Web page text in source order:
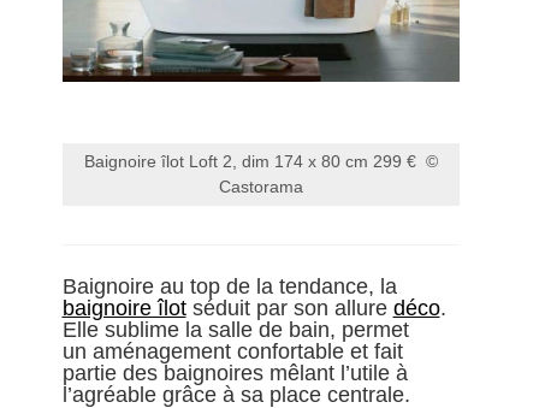
Baignoire îlot Loft 2, dim 174 x 80 cm 299 € ©
Castorama
Baignoire au top de la tendance, la
baignoire îlotséduit par son allure déco.
Elle sublime la salle de bain, permet
un aménagement confortable et fait
partie des baignoires mêlant l’utile à
l’agréable grâce à sa place centrale.